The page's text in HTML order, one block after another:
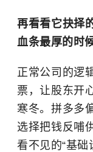
再看看它抉择
血条最厚的时候
正常公司的逻
票，让股东开
寒冬。拼多多
选择把钱反哺
看不见的“基础